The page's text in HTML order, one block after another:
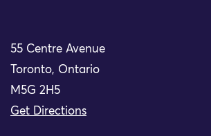
55 Centre Avenue
Toronto, Ontario
M5G 2H5
Get Directions